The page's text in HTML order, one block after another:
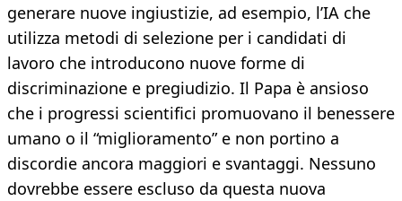
generare nuove ingiustizie, ad esempio, l’IA che
utilizza metodi di selezione per i candidati di
lavoro che introducono nuove forme di
discriminazione e pregiudizio. Il Papa è ansioso
che i progressi scientifici promuovano il benessere
umano o il “miglioramento” e non portino a
discordie ancora maggiori e svantaggi. Nessuno
dovrebbe essere escluso da questa nuova